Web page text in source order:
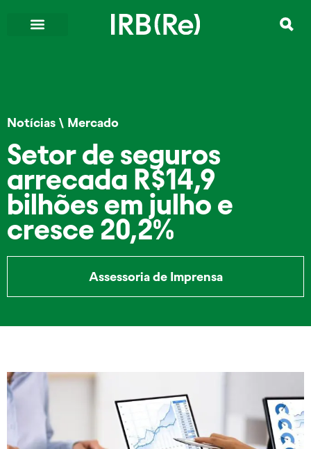
Notícias \ Mercado
Setor de seguros
arrecada R$14,9
bilhões em julho e
cresce 20,2%
Assessoria de Imprensa